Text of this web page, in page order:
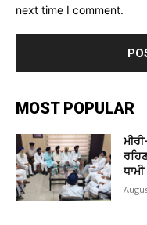
next time I comment.
MOST POPULAR
ਧਾਮੀ